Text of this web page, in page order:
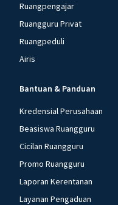
Ruangpengajar
Ruangguru Privat
Ruangpeduli
Airis
Bantuan & Panduan
Kredensial Perusahaan
Beasiswa Ruangguru
Cicilan Ruangguru
Promo Ruangguru
Laporan Kerentanan
Layanan Pengaduan